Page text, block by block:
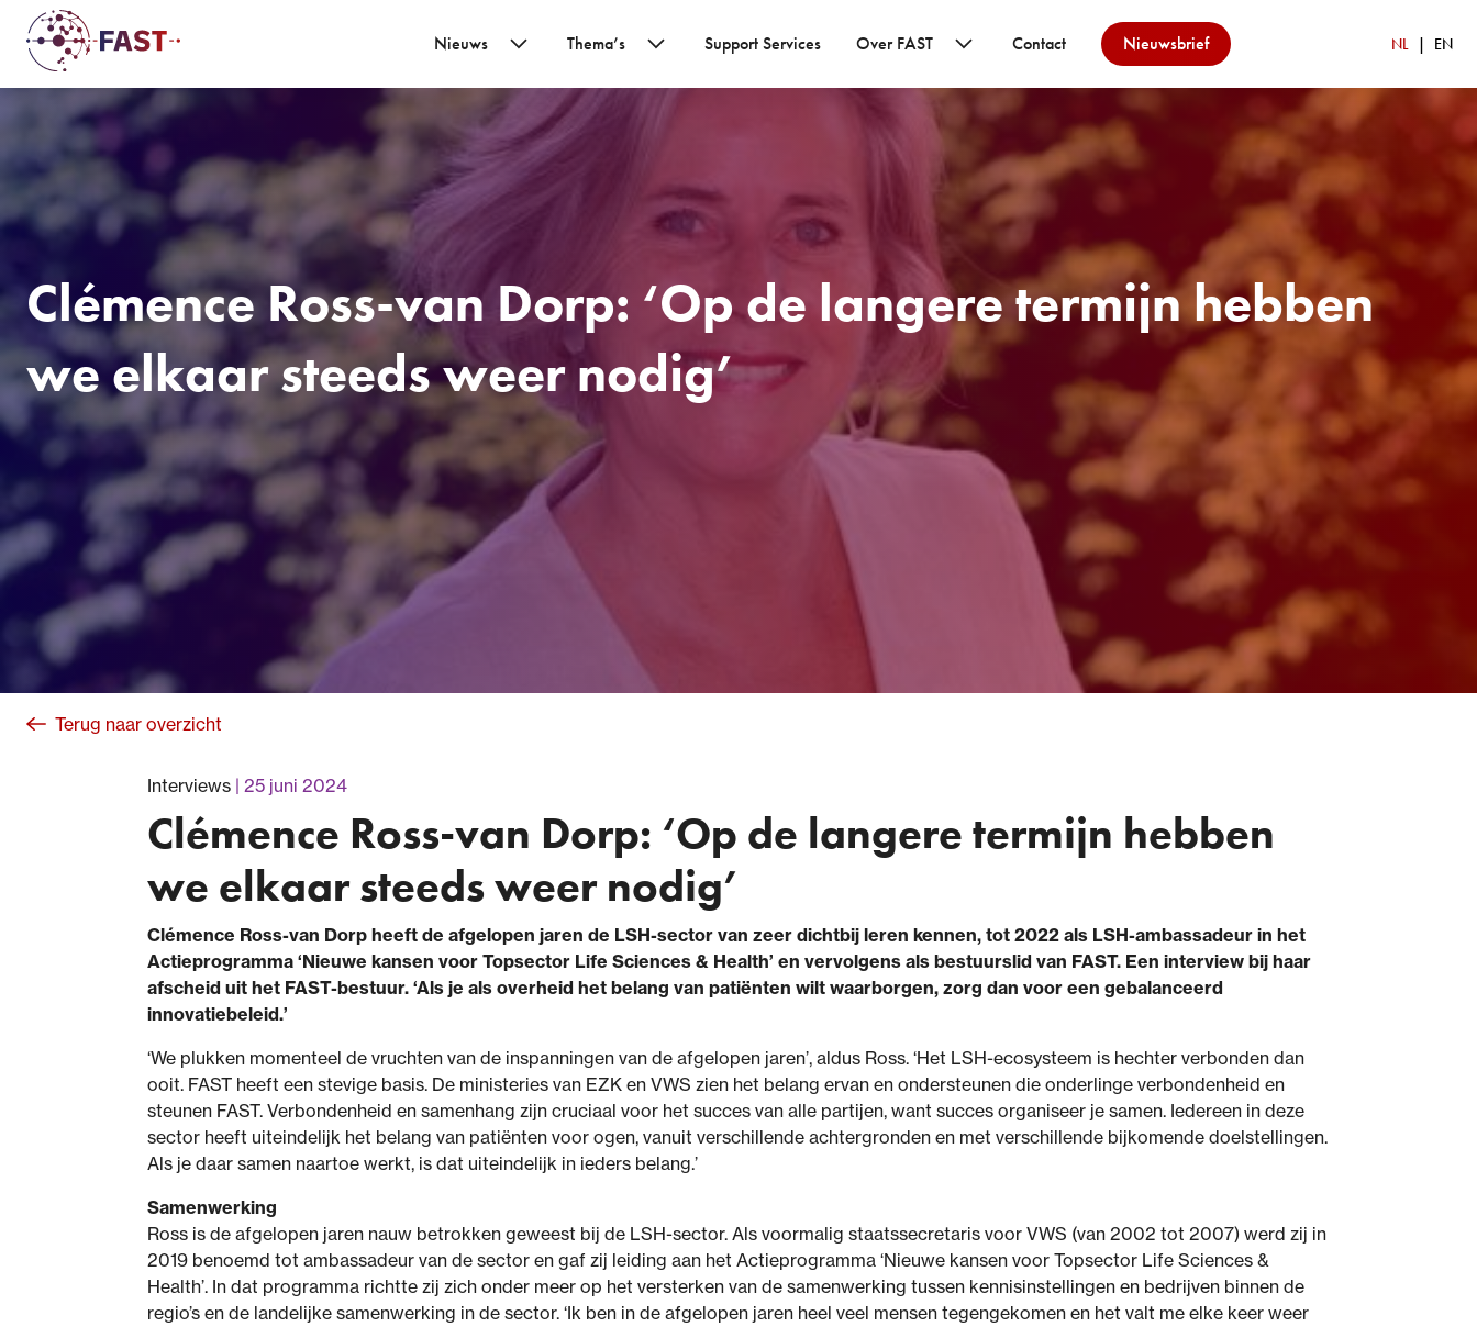
Nieuws Thema’s Support Services Over FAST Contact Nieuwsbrief NL EN
Clémence Ross-van Dorp: ‘Op de langere termijn hebben
we elkaar steeds weer nodig’
Terug naar overzicht
Interviews 25 juni 2024
Clémence Ross-van Dorp: ‘Op de langere termijn hebben
we elkaar steeds weer nodig’
Clémence Ross-van Dorp heeft de afgelopen jaren de LSH-sector van zeer dichtbij leren kennen, tot 2022 als LSH-ambassadeur in het
Actieprogramma ‘Nieuwe kansen voor Topsector Life Sciences & Health’ en vervolgens als bestuurslid van FAST. Een interview bij haar
afscheid uit het FAST-bestuur. ‘Als je als overheid het belang van patiënten wilt waarborgen, zorg dan voor een gebalanceerd
innovatiebeleid.’
‘We plukken momenteel de vruchten van de inspanningen van de afgelopen jaren’, aldus Ross. ‘Het LSH-ecosysteem is hechter verbonden dan
ooit. FAST heeft een stevige basis. De ministeries van EZK en VWS zien het belang ervan en ondersteunen die onderlinge verbondenheid en
steunen FAST. Verbondenheid en samenhang zijn cruciaal voor het succes van alle partijen, want succes organiseer je samen. Iedereen in deze
sector heeft uiteindelijk het belang van patiënten voor ogen, vanuit verschillende achtergronden en met verschillende bijkomende doelstellingen.
Als je daar samen naartoe werkt, is dat uiteindelijk in ieders belang.’
Samenwerking
Ross is de afgelopen jaren nauw betrokken geweest bij de LSH-sector. Als voormalig staatssecretaris voor VWS (van 2002 tot 2007) werd zij in
2019 benoemd tot ambassadeur van de sector en gaf zij leiding aan het Actieprogramma ‘Nieuwe kansen voor Topsector Life Sciences &
Health’. In dat programma richtte zij zich onder meer op het versterken van de samenwerking tussen kennisinstellingen en bedrijven binnen de
regio’s en de landelijke samenwerking in de sector. ‘Ik ben in de afgelopen jaren heel veel mensen tegengekomen en het valt me elke keer weer